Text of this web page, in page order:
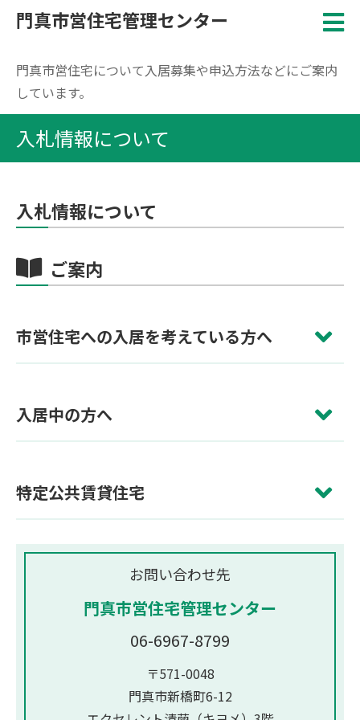
門真市営住宅管理センター
門真市営住宅について入居募集や申込方法などにご案内
しています。
入札情報について
入札情報について
ご案内
市営住宅への入居を考えている方へ
入居中の方へ
特定公共賃貸住宅
お問い合わせ先
門真市営住宅管理センター
06-6967-8799
〒571-0048
門真市新橋町6-12